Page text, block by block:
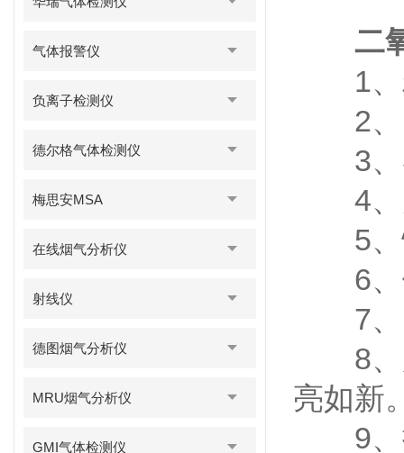
气体报警仪
负离子检测仪
德尔格气体检测仪
梅思安MSA
在线烟气分析仪
射线仪
德图烟气分析仪
MRU烟气分析仪
GMI气体检测仪
二
1、
2、时
3、
4、大
5、恢
6、体
7、
8、用
亮如新
9、振